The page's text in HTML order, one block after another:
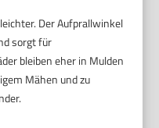
Der Aufprallwinkel
sorgt für
bleiben eher in Mulden
Mähen und zu